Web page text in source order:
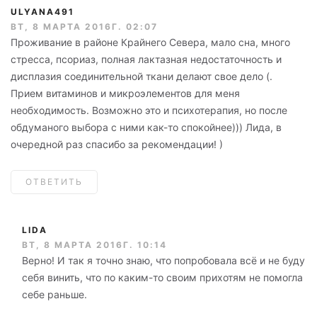
ULYANA491
ВТ, 8 МАРТА 2016Г. 02:07
Проживание в районе Крайнего Севера, мало сна, много
стресса, псориаз, полная лактазная недостаточность и
дисплазия соединительной ткани делают свое дело (.
Прием витаминов и микроэлементов для меня
необходимость. Возможно это и психотерапия, но после
обдуманого выбора с ними как-то спокойнее))) Лида, в
очередной раз спасибо за рекомендации! )
ОТВЕТИТЬ
LIDA
ВТ, 8 МАРТА 2016Г. 10:14
Верно! И так я точно знаю, что попробовала всё и не буду
себя винить, что по каким-то своим прихотям не помогла
себе раньше.